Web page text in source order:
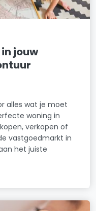
jouw
alles wat je moet
woning in
verkopen of
vastgoedmarkt in
het juiste